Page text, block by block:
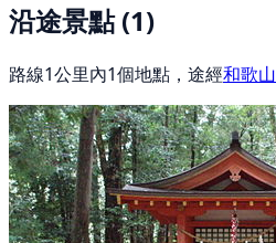
沿途景點(1)
路線1公里內1個地點，途經和歌